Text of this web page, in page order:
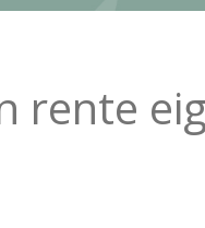
rente